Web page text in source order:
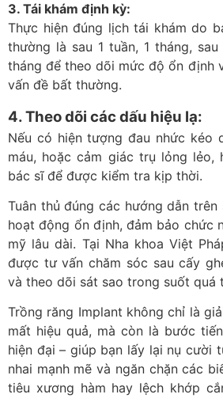
3. Tái khám định kỳ:
Thực hiện đúng lịch tái khám do
thường là sau 1 tuần, 1 tháng,
tháng để theo dõi mức độ ổn định
vấn đề bất thường.
4. Theo dõi các dấu hiệu lạ:
Nếu có hiện tượng đau nhức kéo
máu, hoặc cảm giác trụ lỏng lẻo,
bác sĩ để được kiểm tra kịp thời.
Tuân thủ đúng các hướng dẫn
hoạt động ổn định, đảm bảo chức
mỹ lâu dài. Tại Nha khoa Việt
được tư vấn chăm sóc sau cấy
và theo dõi sát sao trong suốt quá
Trồng răng Implant không chỉ là
mất hiệu quả, mà còn là bước
hiện đại – giúp bạn lấy lại nụ cười
nhai mạnh mẽ và ngăn chặn các
tiêu xương hàm hay lệch khớp